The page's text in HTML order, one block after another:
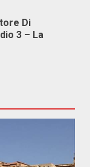
Di
3 – La